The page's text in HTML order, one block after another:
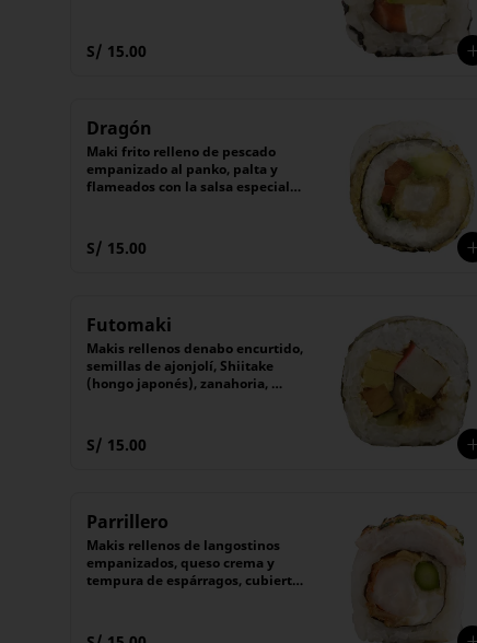
(6 unidades).
S/ 15.00
Dragón
Maki frito relleno de pescado
empanizado al panko, palta y
flameados con la salsa especial
(dulce).
(6 unidades).
S/ 15.00
Futomaki
Makis rellenos denabo encurtido,
semillas de ajonjolí, Shiitake
(hongo japonés), zanahoria,
cubierto con alga nori.
El maki tradicional japonés.
S/ 15.00
Parrillero
Makis rellenos de langostinos
empanizados, queso crema y
tempura de espárragos, cubierto
chimichurri especial.